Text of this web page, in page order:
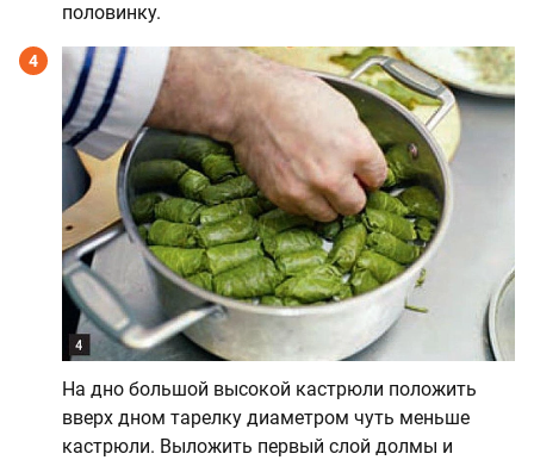
половинку.
4
На дно большой высокой кастрюли положить
вверх дном тарелку диаметром чуть меньше
кастрюли. Выложить первый слой долмы и